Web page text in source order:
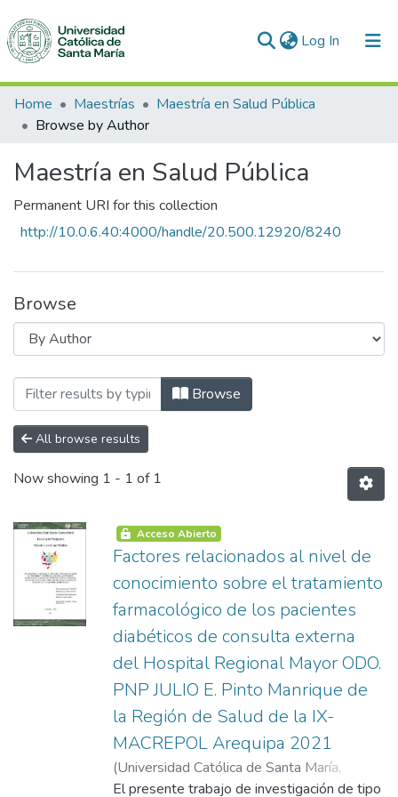
Log In (current)
Communities & Collections
All of DSpace
Home Maestrías
Maestría en Salud Pública
Browse by Author
Maestría en Salud Pública
Permanent URI for this collection
http://10.0.6.40:4000/handle/20.500.12920/8240
Browse
Browsing Maestría en Salud Pública
Browse
All browse results
Now showing 1 - 1 of 1
Acceso Abierto
Factores relacionados al nivel de
conocimiento sobre el tratamiento
farmacológico de los pacientes
diabéticos de consulta externa
del Hospital Regional Mayor ODO.
PNP JULIO E. Pinto Manrique de
la Región de Salud de la IX-
MACREPOL Arequipa 2021
(Universidad Católica de Santa María,
2021-08-19)Berlanga Cruz, Marco
El presente trabajo de investigación de tipo